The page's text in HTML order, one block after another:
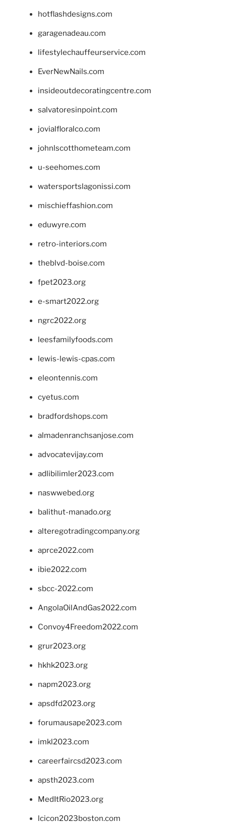
hotflashdesigns.com
garagenadeau.com
lifestylechauffeurservice.com
EverNewNails.com
insideoutdecoratingcentre.com
salvatoresinpoint.com
jovialfloralco.com
johnlscotthometeam.com
u-seehomes.com
watersportslagonissi.com
mischieffashion.com
eduwyre.com
retro-interiors.com
theblvd-boise.com
fpet2023.org
e-smart2022.org
ngrc2022.org
leesfamilyfoods.com
lewis-lewis-cpas.com
eleontennis.com
cyetus.com
bradfordshops.com
almadenranchsanjose.com
advocatevijay.com
adlibilimler2023.com
naswwebed.org
balithut-manado.org
alteregotradingcompany.org
aprce2022.com
ibie2022.com
sbcc-2022.com
AngolaOilAndGas2022.com
Convoy4Freedom2022.com
grur2023.org
hkhk2023.org
napm2023.org
apsdfd2023.org
forumausape2023.com
imkl2023.com
careerfaircsd2023.com
apsth2023.com
MedItRio2023.org
lcicon2023boston.com